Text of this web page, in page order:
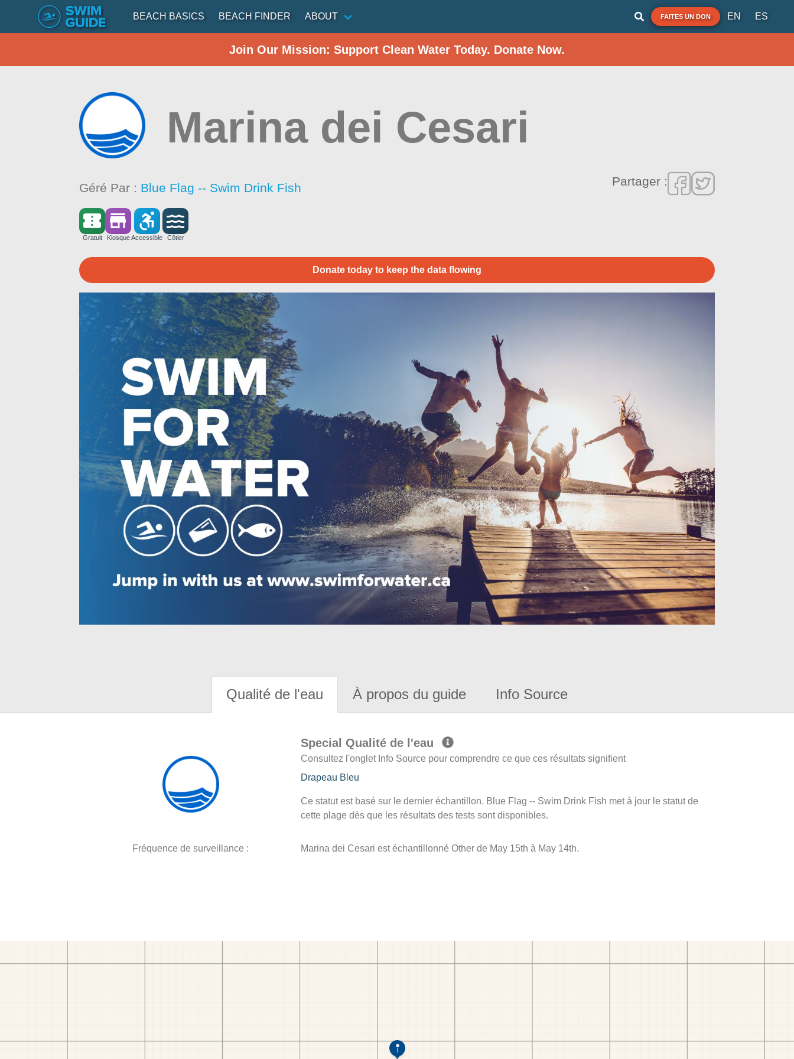
BEACH BASICS BEACH FINDER ABOUT FAITES UN DON EN ES
Join Our Mission: Support Clean Water Today. Donate Now.
Marina dei Cesari
Géré Par : Blue Flag -- Swim Drink Fish Partager :
Gratuit Kiosque Accessible Côtier
Donate today to keep the data flowing
Qualité de l'eau À propos du guide Info Source
Special Qualité de l'eau
Consultez l'onglet Info Source pour comprendre ce que ces résultats signifient
Drapeau Bleu
Ce statut est basé sur le dernier échantillon. Blue Flag -- Swim Drink Fish met à jour le statut de
cette plage dès que les résultats des tests sont disponibles.
Fréquence de surveillance : Marina dei Cesari est échantillonné Other de May 15th à May 14th.